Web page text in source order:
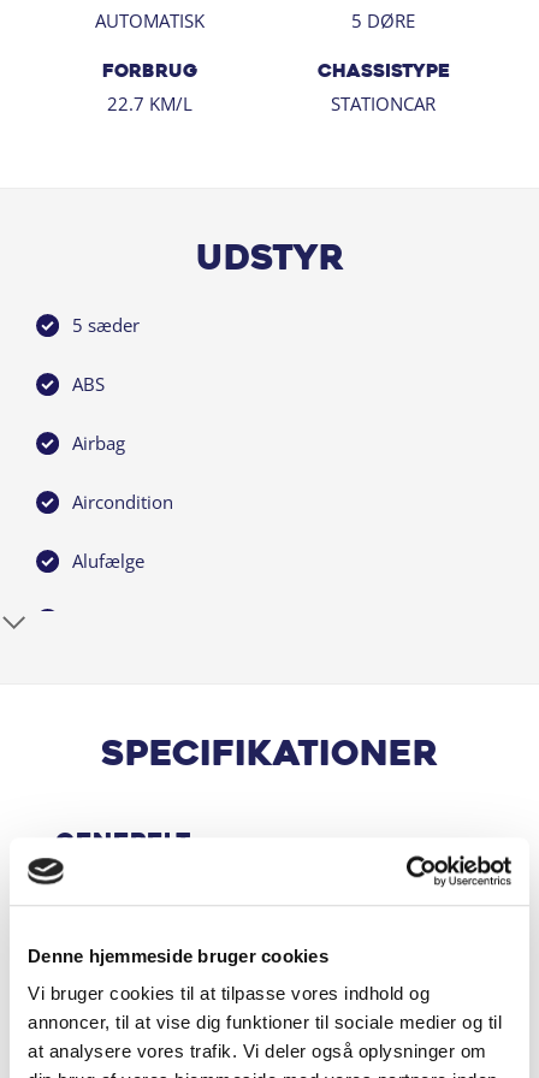
Denne hjemmeside bruger cookies
Vi bruger cookies til at tilpasse vores indhold og
annoncer, til at vise dig funktioner til sociale medier og til
at analysere vores trafik. Vi deler også oplysninger om
AUTOMATISK 5 DØRE
FORBRUG
22.7 KM/L
CHASSISTYPE
STATIONCAR
Udstyr
5 sæder
ABS
Airbag
Aircondition
Alufælge
Automatgear
Dæktrykssensor
El-foldbare spejle m. varme
Specifikationer
Generelt
Motor & Ydelse
Økonomi